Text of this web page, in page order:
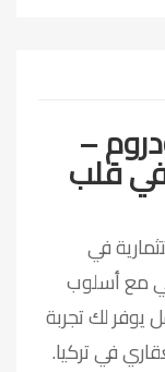
–
قلب
في
مع أسلوب
يوفر لك تجربة
في تركيا.